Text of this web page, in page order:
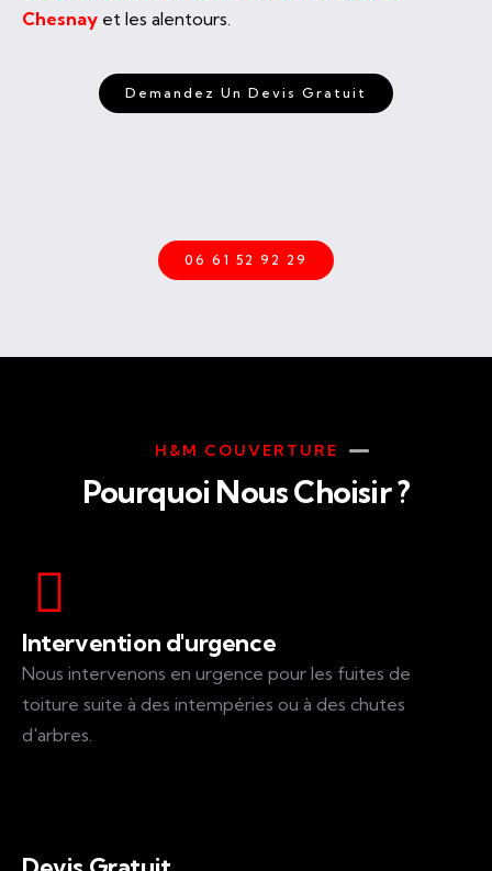
06 61 52 92 29
Chesnay et les alentours.
Demandez Un Devis Gratuit
H&M COUVERTURE
Pourquoi Nous Choisir ?
Intervention d'urgence
Nous intervenons en urgence pour les fuites de
toiture suite à des intempéries ou à des chutes
d'arbres.